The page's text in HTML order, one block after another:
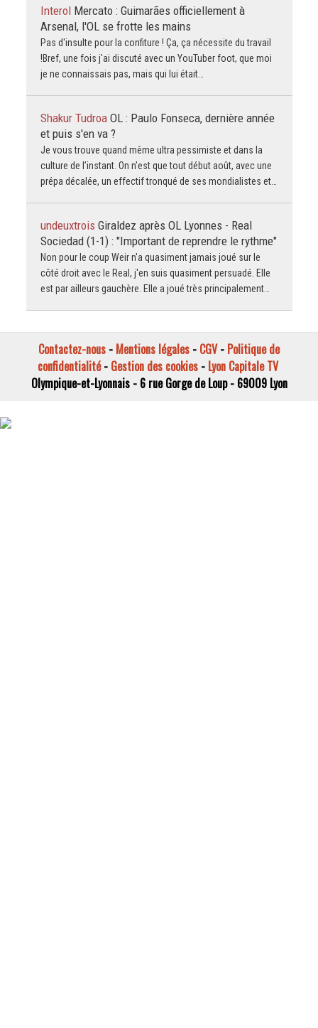
Interol Mercato : Guimarães officiellement à
Arsenal, l'OL se frotte les mains
Pas d'insulte pour la confiture ! Ça, ça nécessite du travail
!Bref, une fois j'ai discuté avec un YouTuber foot, que moi
je ne connaissais pas, mais qui lui était…
Shakur Tudroa OL : Paulo Fonseca, dernière année
et puis s'en va ?
Je vous trouve quand même ultra pessimiste et dans la
culture de l’instant. On n’est que tout début août, avec une
prépa décalée, un effectif tronqué de ses mondialistes et…
undeuxtrois Giraldez après OL Lyonnes - Real
Sociedad (1-1) : "Important de reprendre le rythme"
Non pour le coup Weir n'a quasiment jamais joué sur le
côté droit avec le Real, j'en suis quasiment persuadé. Elle
est par ailleurs gauchère. Elle a joué très principalement…
Contactez-nous - Mentions légales - CGV- Politique de
confidentialité- Gestion des cookies- Lyon Capitale TV
Olympique-et-Lyonnais - 6 rue Gorge de Loup - 69009 Lyon